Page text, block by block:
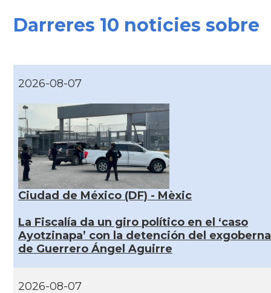
Darreres 10 noticies sobre
2026-08-07
Ciudad de México (DF) - Mèxic
La Fiscalía da un giro político en el ‘caso
Ayotzinapa’ con la detención del
de Guerrero Ángel Aguirre
2026-08-07